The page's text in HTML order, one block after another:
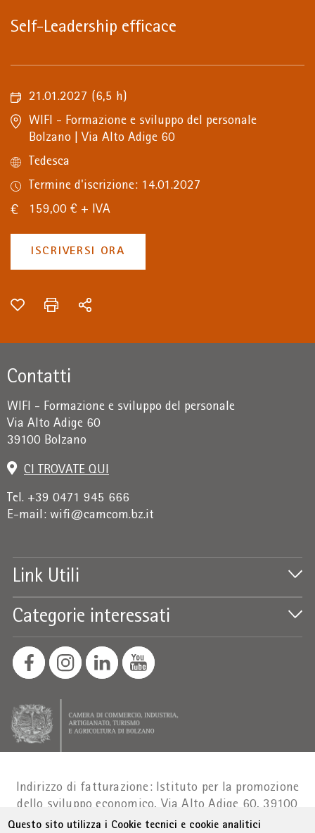
Self-Leadership efficace
21.01.2027 (6,5 h)
WIFI - Formazione e sviluppo del personale
Bolzano | Via Alto Adige 60
Tedesca
Termine d'iscrizione: 14.01.2027
159,00 € + IVA
ISCRIVERSI ORA
Contatti
WIFI - Formazione e sviluppo del personale
Via Alto Adige 60
39100 Bolzano
CI TROVATE QUI
Tel. +39 0471 945 666
E-mail: wifi@camcom.bz.it
Link Utili
Categorie interessati
Indirizzo di fatturazione: Istituto per la promozione
dello sviluppo economico, Via Alto Adige 60, 39100
BolzanoPart. IVA 01716880214|administration-
Questo sito utilizza i Cookie tecnici e cookie analitici